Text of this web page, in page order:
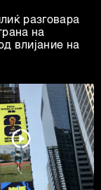
разговара
на
влијание на